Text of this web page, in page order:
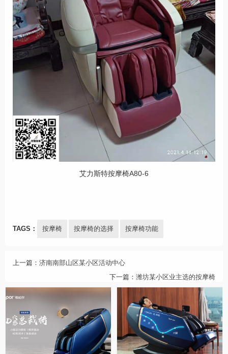
艾力斯特按摩椅A80-6
TAGS： 按摩椅 按摩椅的选择 按摩椅功能
上一篇： 济南南部山区某小区活动中心
下一篇： 潍坊某小区业主选的按摩椅